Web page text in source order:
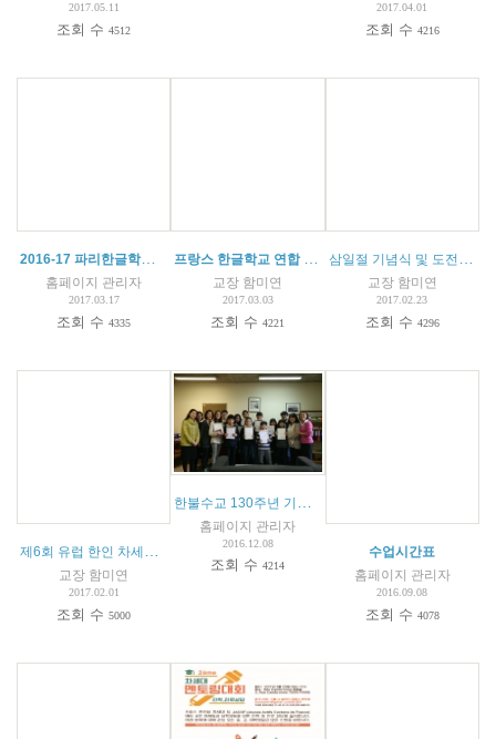
2017.05.11
조회 수4512
2017.04.01
조회 수 4216
2016-17 파리한글학교 교내 글짓기 및 예쁜 글씨 쓰기 대회 결과 발표
홈페이지 관리자
2017.03.17
조회 수4335
프랑스 한글학교 연합 캠프 안내 ( 1)
교장 함미연
2017.03.03
조회 수4221
삼일절 기념식 및 도전 골든벨 대회
교장 함미연
2017.02.23
조회 수 4296
제6회 유럽 한인 차세대 한국어 웅변대회 안내문
교장 함미연
2017.02.01
조회 수5000
홈페이지 관리자
2016.12.08
조회 수4214
수업시간표
홈페이지 관리자
2016.09.08
조회 수 4078